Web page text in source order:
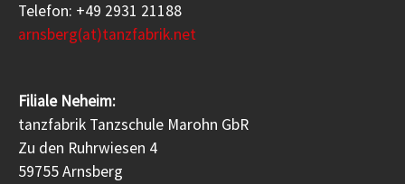
Telefon: +49 2931 21188
arnsberg(at)tanzfabrik.net
Filiale Neheim:
tanzfabrik Tanzschule Marohn GbR
Zu den Ruhrwiesen 4
59755 Arnsberg